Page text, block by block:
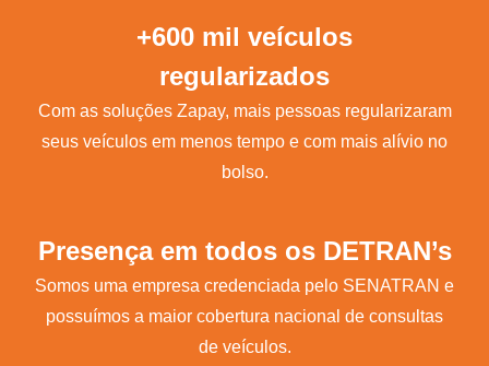
+600 mil veículos
regularizados
Com as soluções Zapay, mais pessoas regularizaram
seus veículos em menos tempo e com mais alívio no
bolso.
Presença em todos os DETRAN’s
Somos uma empresa credenciada pelo SENATRAN e
possuímos a maior cobertura nacional de consultas
de veículos.